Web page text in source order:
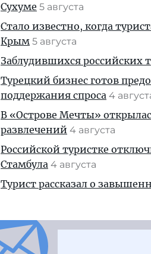
Сухуме 5 августа
Стало известно, когда
Крым 5 августа
Заблудившихся российских
Турецкий бизнес готов
поддержания спроса 4
В «Острове Мечты»
развлечений 4 августа
Российской туристке
Стамбула 4 августа
Турист рассказал о